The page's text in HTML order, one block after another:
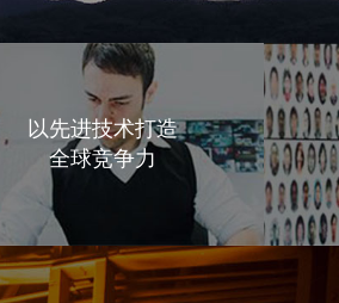
以先进技术打造
全球竞争力